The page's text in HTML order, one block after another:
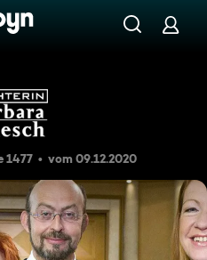
Die lästigen Mieter
1477 vom 09.12.2020